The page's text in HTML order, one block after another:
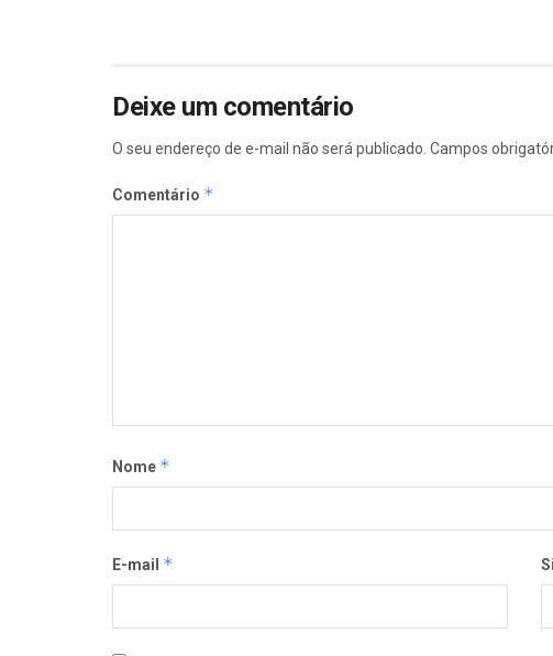
Deixe um comentário
O seu endereço de e-mail não será publicado. Campos
Comentário *
Nome *
E-mail *